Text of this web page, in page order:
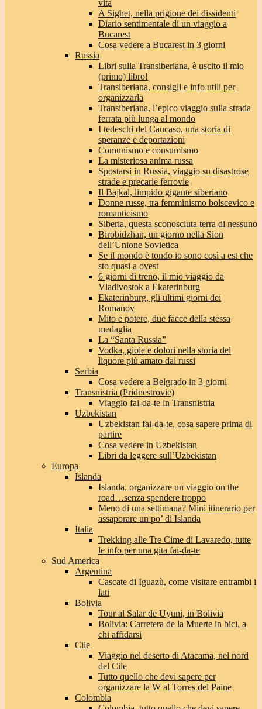
vita
A Sighet, nella prigione dei dissidenti
Diario sentimentale di un viaggio a
Bucarest
Cosa vedere a Bucarest in 3 giorni
Russia
Libri sulla Transiberiana, è uscito il mio
(primo) libro!
Transiberiana, consigli e info utili per
organizzarla
Transiberiana, l’epico viaggio sulla strada
ferrata più lunga al mondo
I tedeschi del Caucaso, una storia di
speranze e deportazioni
Comunismo e consumismo
La misteriosa anima russa
Spostarsi in Russia, viaggio su disastrose
strade e precarie ferrovie
Il Bajkal, limpido gigante siberiano
Donne russe, tra femminismo bolscevico e
romanticismo
Siberia, questa sconosciuta terra di nessuno
Birobidzhan, un giorno nella Sion
dell’Unione Sovietica
Se il mondo è tondo io sono così a est che
sto quasi a ovest
6 giorni di treno, il mio viaggio da
Vladivostok a Ekaterinburg
Ekaterinburg, gli ultimi giorni dei
Romanov
Mito e potere, due facce della stessa
medaglia
La “Santa Russia”
Vodka, gioie e dolori nella storia del
liquore più amato dai russi
Serbia
Cosa vedere a Belgrado in 3 giorni
Transnistria (Pridnestrovie)
Viaggio fai-da-te in Transnistria
Uzbekistan
Uzbekistan fai-da-te, cosa sapere prima di
partire
Cosa vedere in Uzbekistan
Libri da leggere sull’Uzbekistan
Europa
Islanda
Islanda, organizzare un viaggio on the
road…senza spendere troppo
Meno di una settimana? Mini itinerario per
assaporare un po’ di Islanda
Italia
Trekking alle Tre Cime di Lavaredo, tutte
le info per una gita fai-da-te
Sud America
Argentina
Cascate di Iguazù, come visitare entrambi i
lati
Bolivia
Tour al Salar de Uyuni, in Bolivia
Bolivia: Carretera de la Muerte in bici, a
chi affidarsi
Cile
Viaggio nel deserto di Atacama, nel nord
del Cile
Tutto quello che devi sapere per
organizzare la W al Torres del Paine
Colombia